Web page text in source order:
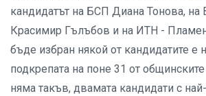
кандидатът на БСП Диана Тонова, на
Красимир Гълъбов и на ИТН -
бъде избран някой от кандидатите е
подкрепата на поне 31 от
няма такъв, двамата кандидати с